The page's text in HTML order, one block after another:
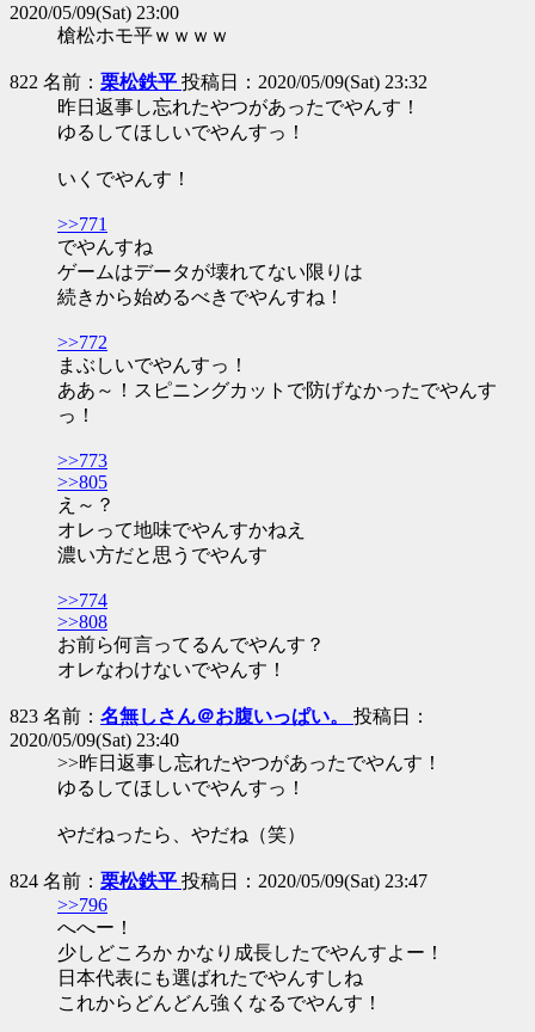
2020/05/09(Sat) 23:00
槍松ホモ平ｗｗｗｗ
822 名前： 栗松鉄平 投稿日：2020/05/09(Sat) 23:32
昨日返事し忘れたやつがあったでやんす！
ゆるしてほしいでやんすっ！
いくでやんす！
>>771
でやんすね
ゲームはデータが壊れてない限りは
続きから始めるべきでやんすね！
>>772
まぶしいでやんすっ！
ああ～！スピニングカットで防げなかったでやんす
っ！
>>773
>>805
え～？
オレって地味でやんすかねえ
濃い方だと思うでやんす
>>774
>>808
お前ら何言ってるんでやんす？
オレなわけないでやんす！
823 名前： 名無しさん＠お腹いっぱい。 投稿日：
2020/05/09(Sat) 23:40
>>昨日返事し忘れたやつがあったでやんす！
ゆるしてほしいでやんすっ！
やだねったら、やだね（笑）
824 名前： 栗松鉄平 投稿日：2020/05/09(Sat) 23:47
>>796
へへー！
少しどころか かなり成長したでやんすよー！
日本代表にも選ばれたでやんすしね
これからどんどん強くなるでやんす！